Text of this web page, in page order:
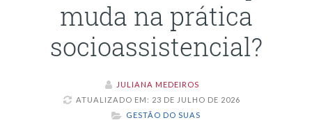
muda na prática
socioassistencial?
JULIANA MEDEIROS
ATUALIZADO EM: 23 DE JULHO DE 2026
GESTÃO DO SUAS